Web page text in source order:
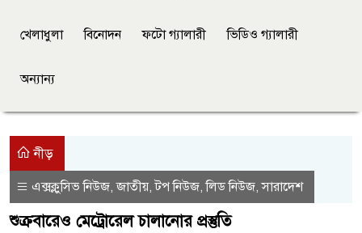
খেলাধুলা বিনোদন ফটো গ্যালারী ভিডিও গ্যালারী
অন্যান্য
নীড়
এক্সক্লুসিভ নিউজ,জাতীয়,টপ নিউজ,লিড নিউজ,সারাদেশ
শুক্রবারেও মেট্রোরেল চালানোর প্রস্তুতি